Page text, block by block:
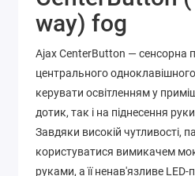
way) fog
Ajax CenterButton — сенсорна
центрального
керувати освітленням у
дотик, так і на піднесення
Завдяки високій чутливості,
користуватися вимикачем
руками, а її ненав'язливе LED-